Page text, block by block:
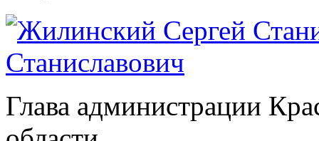
Станиславович
Глава администрации